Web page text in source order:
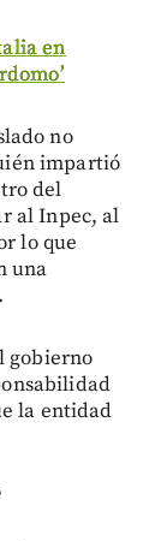
en
no
impartió
del
al Inpec, al
lo que
una
gobierno
la entidad